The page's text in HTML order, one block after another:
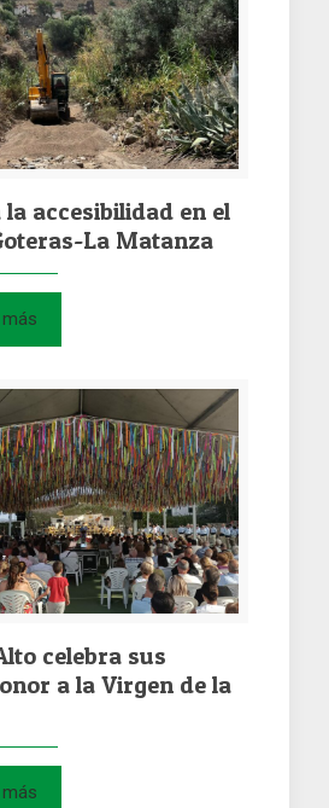
la accesibilidad en el
La Matanza
celebra sus
a la Virgen de la